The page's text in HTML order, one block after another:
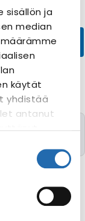
sisällön ja
median
käytät
yhdistää
antanut
linkistä.